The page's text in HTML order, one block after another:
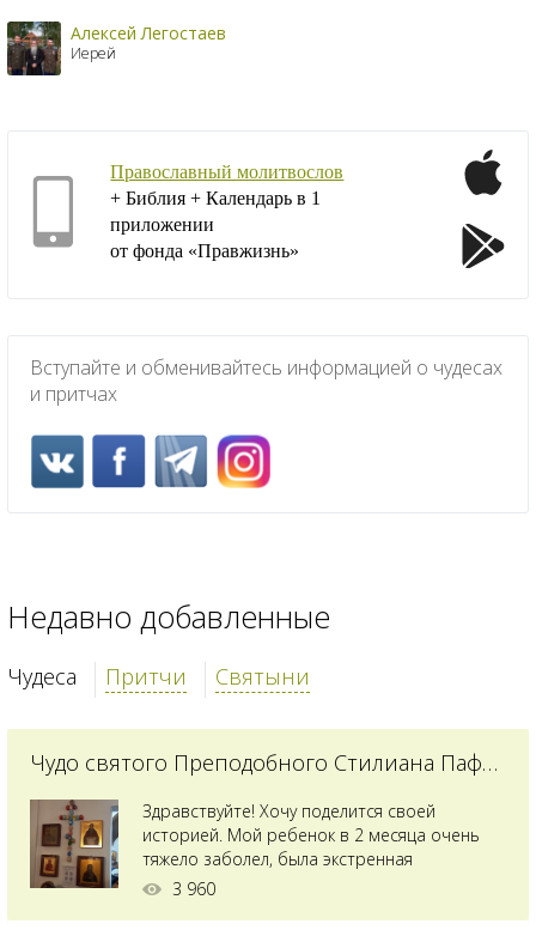
Алексей Легостаев
Иерей
Православный молитвослов
+ Библия + Календарь в 1
приложении
от фонда «Правжизнь»
Вступайте и обменивайтесь информацией о чудесах
и притчах
Недавно добавленные
Чудеса Притчи Святыни
Чудо святого Преподобного Стилиана Пафлагонского
Здравствуйте! Хочу поделится своей
историей. Мой ребенок в 2 месяца очень
тяжело заболел, была экстренная
сложнейшая операция, состояние после
3 960